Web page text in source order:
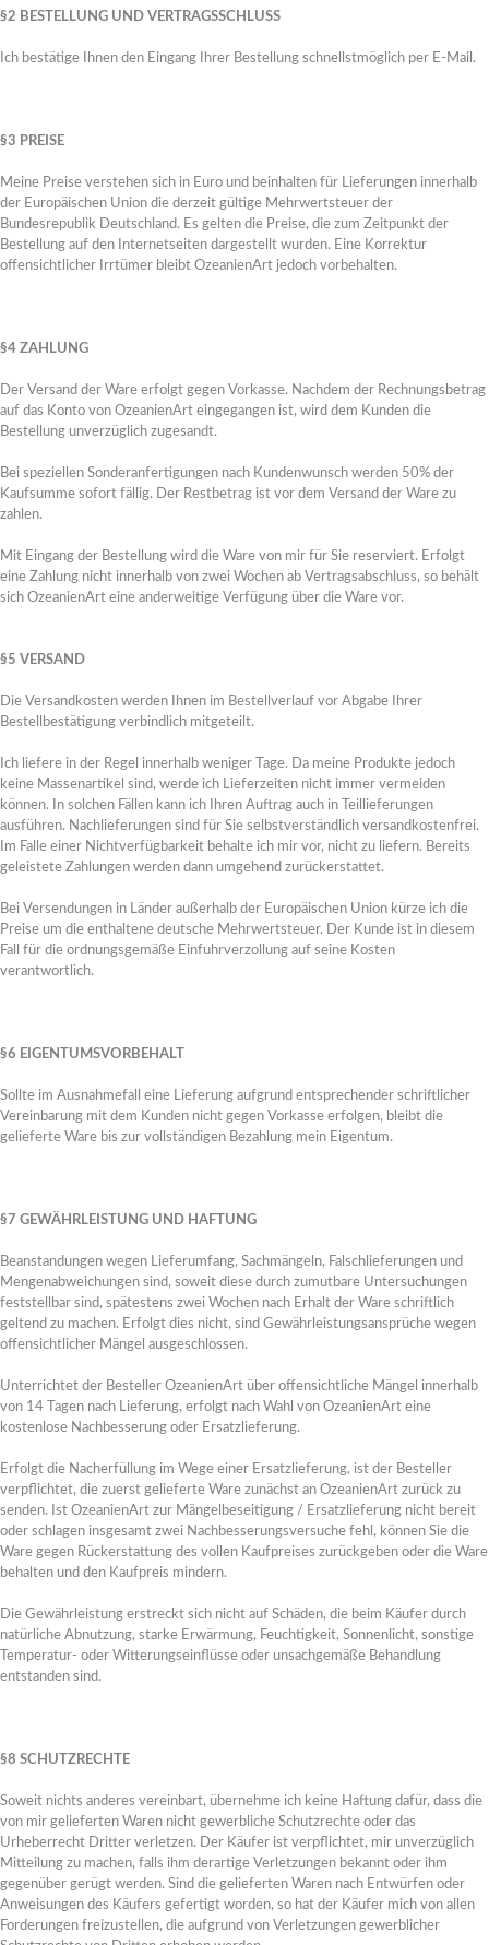
Dot Painting, den Aboriginals Australiens nachempfunden. Ich bevorzuge das
und anderem Strandgut, während die Ureinwohner Australiens Bilder auf Fels
sowie auf Leinwand und Musikinstrumente.
Hier geht's zu den Schmuckstücken...
Dot painting
BONE CARVING
Bone Carving
VERKAUFTE ARBEITEN
Verkaufte Arbeiten
§2 BESTELLUNG UND VERTRAGSSCHLUSS
Ich bestätige Ihnen den Eingang Ihrer Bestellung schnellstmöglich per E-Mail.
§3 PREISE
Meine Preise verstehen sich in Euro und beinhalten für Lieferungen innerhalb
der Europäischen Union die derzeit gültige Mehrwertsteuer der
Bundesrepublik Deutschland. Es gelten die Preise, die zum Zeitpunkt der
Bestellung auf den Internetseiten dargestellt wurden. Eine Korrektur
offensichtlicher Irrtümer bleibt OzeanienArt jedoch vorbehalten.
§4 ZAHLUNG
Der Versand der Ware erfolgt gegen Vorkasse. Nachdem der Rechnungsbetrag
auf das Konto von OzeanienArt eingegangen ist, wird dem Kunden die
Bestellung unverzüglich zugesandt.
Bei speziellen Sonderanfertigungen nach Kundenwunsch werden 50% der
Kaufsumme sofort fällig. Der Restbetrag ist vor dem Versand der Ware zu
zahlen.
Mit Eingang der Bestellung wird die Ware von mir für Sie reserviert. Erfolgt
eine Zahlung nicht innerhalb von zwei Wochen ab Vertragsabschluss, so behält
sich OzeanienArt eine anderweitige Verfügung über die Ware vor.
§5 VERSAND
Die Versandkosten werden Ihnen im Bestellverlauf vor Abgabe Ihrer
Bestellbestätigung verbindlich mitgeteilt.
Ich liefere in der Regel innerhalb weniger Tage. Da meine Produkte jedoch
keine Massenartikel sind, werde ich Lieferzeiten nicht immer vermeiden
können. In solchen Fällen kann ich Ihren Auftrag auch in Teillieferungen
ausführen. Nachlieferungen sind für Sie selbstverständlich versandkostenfrei.
Im Falle einer Nichtverfügbarkeit behalte ich mir vor, nicht zu liefern. Bereits
geleistete Zahlungen werden dann umgehend zurückerstattet.
Bei Versendungen in Länder außerhalb der Europäischen Union kürze ich die
Preise um die enthaltene deutsche Mehrwertsteuer. Der Kunde ist in diesem
Fall für die ordnungsgemäße Einfuhrverzollung auf seine Kosten
verantwortlich.
§6 EIGENTUMSVORBEHALT
Sollte im Ausnahmefall eine Lieferung aufgrund entsprechender schriftlicher
Vereinbarung mit dem Kunden nicht gegen Vorkasse erfolgen, bleibt die
gelieferte Ware bis zur vollständigen Bezahlung mein Eigentum.
§7 GEWÄHRLEISTUNG UND HAFTUNG
Beanstandungen wegen Lieferumfang, Sachmängeln, Falschlieferungen und
Mengenabweichungen sind, soweit diese durch zumutbare Untersuchungen
feststellbar sind, spätestens zwei Wochen nach Erhalt der Ware schriftlich
geltend zu machen. Erfolgt dies nicht, sind Gewährleistungsansprüche wegen
offensichtlicher Mängel ausgeschlossen.
Unterrichtet der Besteller OzeanienArt über offensichtliche Mängel innerhalb
von 14 Tagen nach Lieferung, erfolgt nach Wahl von OzeanienArt eine
kostenlose Nachbesserung oder Ersatzlieferung.
Erfolgt die Nacherfüllung im Wege einer Ersatzlieferung, ist der Besteller
verpflichtet, die zuerst gelieferte Ware zunächst an OzeanienArt zurück zu
senden. Ist OzeanienArt zur Mängelbeseitigung / Ersatzlieferung nicht bereit
oder schlagen insgesamt zwei Nachbesserungsversuche fehl, können Sie die
Ware gegen Rückerstattung des vollen Kaufpreises zurückgeben oder die Ware
behalten und den Kaufpreis mindern.
Die Gewährleistung erstreckt sich nicht auf Schäden, die beim Käufer durch
natürliche Abnutzung, starke Erwärmung, Feuchtigkeit, Sonnenlicht, sonstige
Temperatur- oder Witterungseinflüsse oder unsachgemäße Behandlung
entstanden sind.
§8 SCHUTZRECHTE
Soweit nichts anderes vereinbart, übernehme ich keine Haftung dafür, dass die
von mir gelieferten Waren nicht gewerbliche Schutzrechte oder das
Urheberrecht Dritter verletzen. Der Käufer ist verpflichtet, mir unverzüglich
Mitteilung zu machen, falls ihm derartige Verletzungen bekannt oder ihm
gegenüber gerügt werden. Sind die gelieferten Waren nach Entwürfen oder
Anweisungen des Käufers gefertigt worden, so hat der Käufer mich von allen
Forderungen freizustellen, die aufgrund von Verletzungen gewerblicher